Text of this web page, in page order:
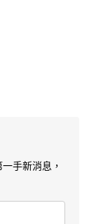
手新消息，